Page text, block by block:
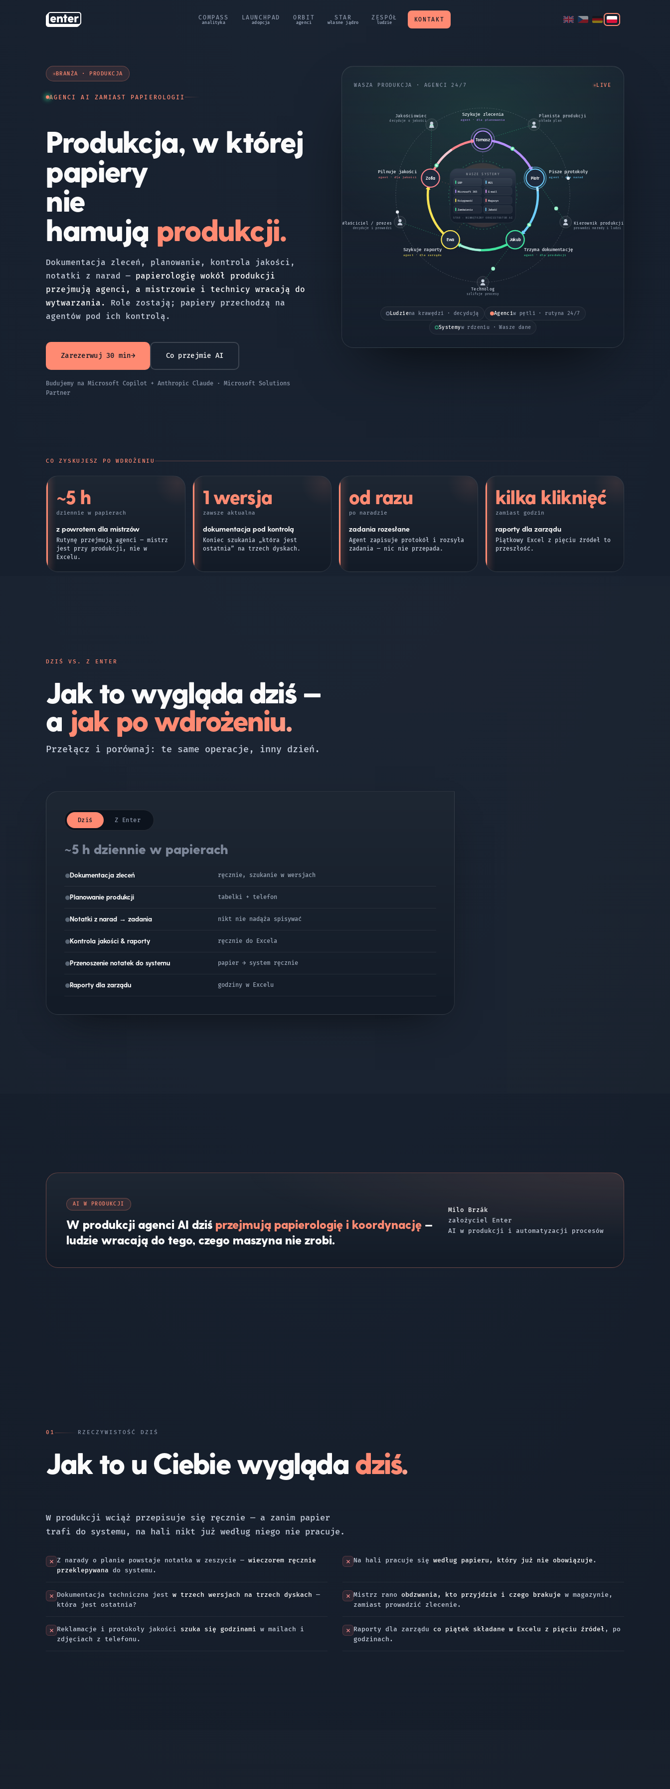
COMPASS LAUNCHPAD ORBIT STAR ZESPÓŁ KONTAKT
BRANŻA · PRODUKCJA
AGENCI AI ZAMIAST PAPIEROLOGII
Produkcja, w której
papiery
nie
hamują produkcji.
Dokumentacja zleceń, planowanie, kontrola jakości,
notatki z narad — papierologię wokół produkcji
przejmują agenci, a mistrzowie i technicy wracają do
wytwarzania.
Role zostają; papiery przechodzą na
agentów pod ich kontrolą.
Zarezerwuj 30 min→ Co przejmie AI
Budujemy na Microsoft Copilot + Anthropic Claude · Microsoft Solutions
Partner
WASZA PRODUKCJA · AGENCI 24/7 LIVE
Planista produkcji
układa plan
Kierownik produkcji
prowadzi narady i ludzi
Technolog
szlifuje procesy
Właściciel / prezes
decyduje i prowadzi
Jakościowiec
decyduje o jakości
WASZE SYSTEMY
ERP MES
Microsoft 365 E-mail
Księgowość Magazyn
Zamówienia Jakość
STAR · WEWNĘTRZNY ORKIESTRATOR AI
Tomasz
Szykuje zlecenia
agent · dla planowania
Piotr
Pisze protokoły
agent · dla narad
Jakub
Trzyma dokumentację
agent · dla produkcji
Ewa
Szykuje raporty
agent · dla zarządu
Zofia
Pilnuje jakości
agent · dla jakości
Ludziena krawędzi · decydują Agenciw pętli · rutyna 24/7
Systemyw rdzeniu · Wasze dane
CO ZYSKUJESZ PO WDROŻENIU
~5 h
dziennie w papierach
z powrotem dla mistrzów
Rutynę przejmują agenci — mistrz
jest przy produkcji, nie w
Excelu.
1 wersja
zawsze aktualna
dokumentacja pod kontrolą
Koniec szukania „która jest
ostatnia” na trzech dyskach.
od razu
po naradzie
zadania rozesłane
Agent zapisuje protokół i rozsyła
zadania — nic nie przepada.
kilka kliknięć
zamiast godzin
raporty dla zarządu
Piątkowy Excel z pięciu źródeł to
przeszłość.
DZIŚ VS. Z ENTER
Jak to wygląda dziś —
a jak po wdrożeniu.
Przełącz i porównaj: te same operacje, inny dzień.
Dziś Z Enter
~5 h dziennie w papierach
Dokumentacja zleceń ręcznie, szukanie w wersjach
Planowanie produkcji tabelki + telefon
Notatki z narad → zadania nikt nie nadąża spisywać
Kontrola jakości & raporty ręcznie do Excela
Przenoszenie notatek do systemu papier → system ręcznie
Raporty dla zarządu godziny w Excelu
AI W PRODUKCJI
W produkcji agenci AI dziś przejmują papierologię i koordynację —
ludzie wracają do tego, czego maszyna nie zrobi.
Milo Brzák
założyciel Enter
AI w produkcji i automatyzacji procesów
01 RZECZYWISTOŚĆ DZIŚ
Jak to u Ciebie wygląda dziś.
W produkcji wciąż przepisuje się ręcznie — a zanim papier
trafi do systemu, na hali nikt już według niego nie pracuje.
Z narady o planie powstaje notatka w zeszycie — wieczorem ręcznie
przeklepywana do systemu.
Na hali pracuje się według papieru, który już nie obowiązuje .
Dokumentacja techniczna jest w trzech wersjach na trzech dyskach —
która jest ostatnia?
Mistrz rano obdzwania, kto przyjdzie i czego brakuje w magazynie,
zamiast prowadzić zlecenie.
Reklamacje i protokoły jakości szuka się godzinami w mailach i
zdjęciach z telefonu.
Raporty dla zarządu co piątek składane w Excelu z pięciu źródeł , po
godzinach.